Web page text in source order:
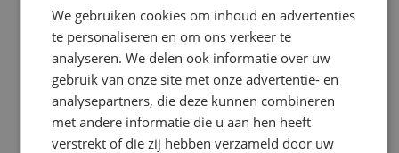
Verzending en levering
Service en garantie
Annuleren of retourneren
Klachten
Montagetips
Onderhoudsadvies
Wachtwoord vergeten?
FAQ
Palletopslag & Fulfilment
We gebruiken cookies om inhoud en advertenties
te personaliseren en om ons verkeer te
analyseren. We delen ook informatie over uw
gebruik van onze site met onze advertentie- en
analysepartners, die deze kunnen combineren
met andere informatie die u aan hen heeft
verstrekt of die zij hebben verzameld door uw